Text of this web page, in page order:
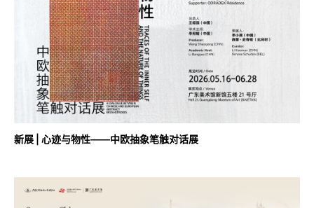
新展 | 心迹与物性——中欧抽象笔触对话展